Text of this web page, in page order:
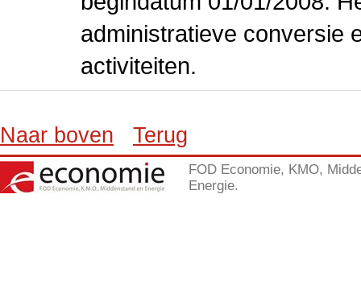
administratieve conversie
activiteiten.
Naar boven Terug
FOD Economie, KMO,
Energie.